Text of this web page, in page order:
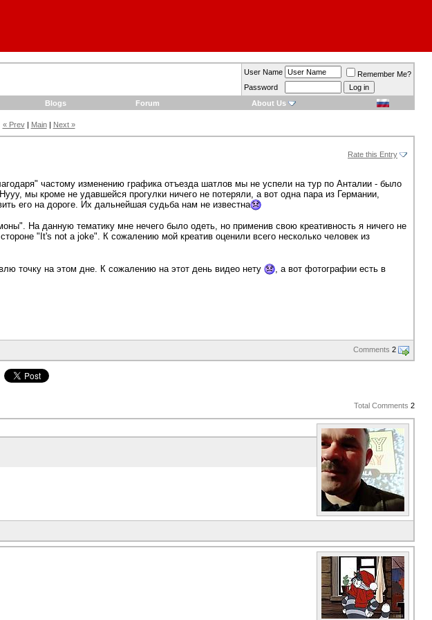
User Name
Remember Me?
Password
Blogs Forum About Us
« Prev| Main| Next »
Rate this Entry
частому изменению графика отъезда шатлов мы не успели на тур по Анталии - было
мы кроме не удавшейся прогулки ничего не потеряли, а вот одна пара из Германии,
его на дороге. Их дальнейшая судьба нам не известна
На данную тематику мне нечего было одеть, но применив свою креативность я ничего не
"It's not a joke". К сожалению мой креатив оценили всего несколько человек из
точку на этом дне. К сожалению на этот день видео нету
, а вот фотографии есть в
Comments 2
Total Comments 2